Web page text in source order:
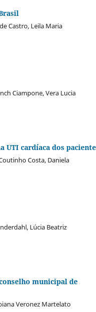
Castro, Leila Maria
Ciampone, Vera Lucia
UTI cardíaca dos
Costa, Daniela
Lúcia Beatriz
municipal de
Veronez Martelato